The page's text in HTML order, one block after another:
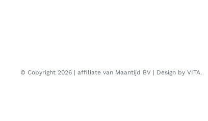
© Copyright 2026 | affiliate van Maantijd BV | Design by VITA.